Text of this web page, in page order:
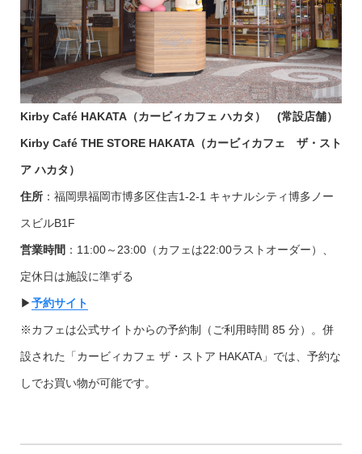
Kirby Café HAKATA（カービィカフェ ハカタ） (常設店舗）
Kirby Café THE STORE HAKATA（カービィカフェ ザ・スト
ア ハカタ）
住所：福岡県福岡市博多区住吉1-2-1 キャナルシティ博多ノー
スビルB1F
営業時間 ：11:00～23:00（カフェは22:00ラストオーダー）、
定休日は施設に準ずる
▶︎予約サイト
※カフェは公式サイトからの予約制（ご利用時間 85 分）。併
設された「カービィカフェ ザ・ストア HAKATA」では、予約な
しでお買い物が可能です。